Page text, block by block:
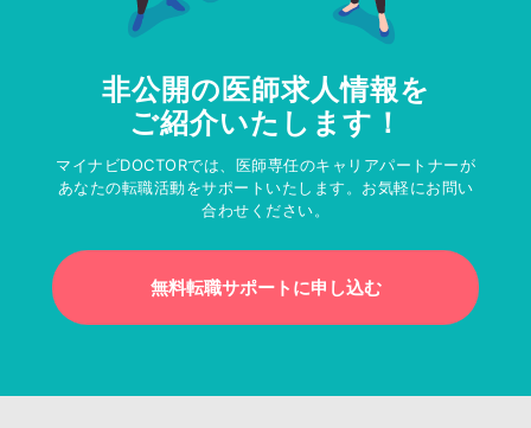
非公開の医師求人情報を
ご紹介いたします！
マイナビDOCTORでは、医師専任のキャリアパートナーが
あなたの転職活動をサポートいたします。お気軽にお問い
合わせください。
無料転職サポートに申し込む